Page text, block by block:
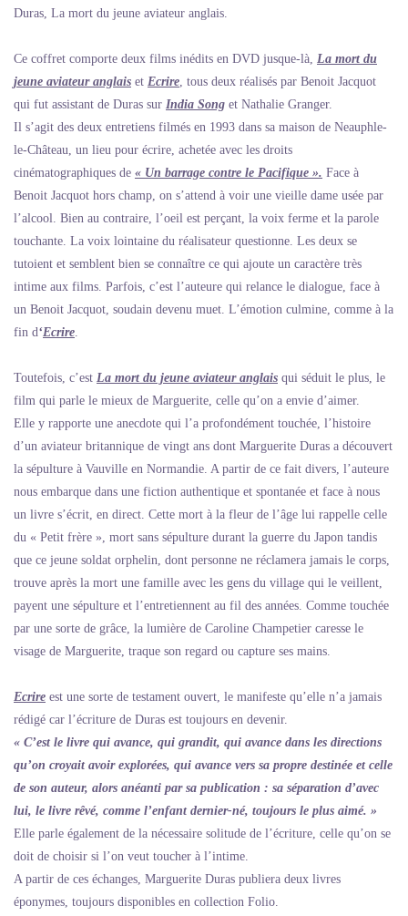
Duras, La mort du jeune aviateur anglais.
Ce coffret comporte deux films inédits en DVD jusque-là, La mort du
jeune aviateur anglais et Ecrire, tous deux réalisés par Benoit Jacquot
qui fut assistant de Duras sur India Song et Nathalie Granger.
Il s’agit des deux entretiens filmés en 1993 dans sa maison de Neauphle-
le-Château, un lieu pour écrire, achetée avec les droits
cinématographiques de « Un barrage contre le Pacifique ». Face à
Benoit Jacquot hors champ, on s’attend à voir une vieille dame usée par
l’alcool. Bien au contraire, l’oeil est perçant, la voix ferme et la parole
touchante. La voix lointaine du réalisateur questionne. Les deux se
tutoient et semblent bien se connaître ce qui ajoute un caractère très
intime aux films. Parfois, c’est l’auteure qui relance le dialogue, face à
un Benoit Jacquot, soudain devenu muet. L’émotion culmine, comme à la
fin d‘Ecrire.
Toutefois, c’est La mort du jeune aviateur anglais qui séduit le plus, le
film qui parle le mieux de Marguerite, celle qu’on a envie d’aimer.
Elle y rapporte une anecdote qui l’a profondément touchée, l’histoire
d’un aviateur britannique de vingt ans dont Marguerite Duras a découvert
la sépulture à Vauville en Normandie. A partir de ce fait divers, l’auteure
nous embarque dans une fiction authentique et spontanée et face à nous
un livre s’écrit, en direct. Cette mort à la fleur de l’âge lui rappelle celle
du « Petit frère », mort sans sépulture durant la guerre du Japon tandis
que ce jeune soldat orphelin, dont personne ne réclamera jamais le corps,
trouve après la mort une famille avec les gens du village qui le veillent,
payent une sépulture et l’entretiennent au fil des années. Comme touchée
par une sorte de grâce, la lumière de Caroline Champetier caresse le
visage de Marguerite, traque son regard ou capture ses mains.
Ecrire est une sorte de testament ouvert, le manifeste qu’elle n’a jamais
rédigé car l’écriture de Duras est toujours en devenir.
« C’est le livre qui avance, qui grandit, qui avance dans les directions
qu’on croyait avoir explorées, qui avance vers sa propre destinée et celle
de son auteur, alors anéanti par sa publication : sa séparation d’avec
lui, le livre rêvé, comme l’enfant dernier-né, toujours le plus aimé. »
Elle parle également de la nécessaire solitude de l’écriture, celle qu’on se
doit de choisir si l’on veut toucher à l’intime.
A partir de ces échanges, Marguerite Duras publiera deux livres
éponymes, toujours disponibles en collection Folio.